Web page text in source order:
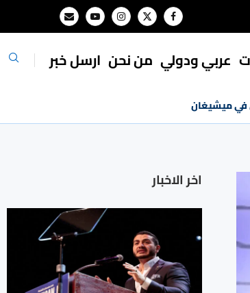
⁠عربي ودولي من نحن ارسل خبر
في ميشيغان
اخر الاخبار